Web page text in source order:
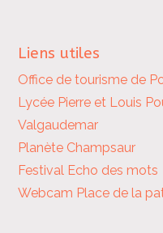
Liens utiles
Office de tourisme de
Lycée Pierre et Louis
Valgaudemar
Planète Champsaur
Festival Echo des mots
Webcam Place de la